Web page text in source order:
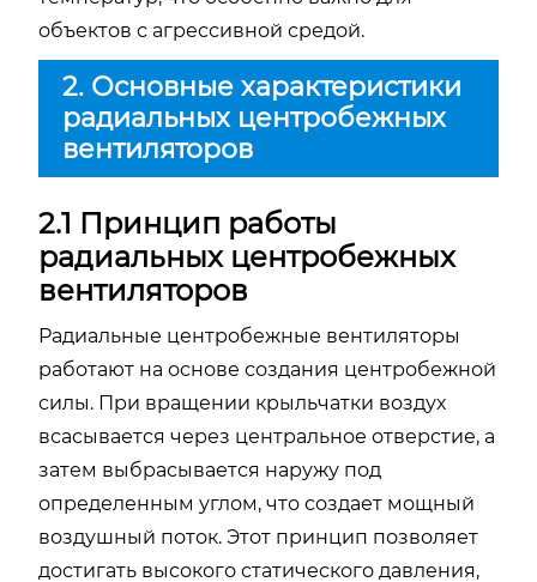
объектов с агрессивной средой.
2. Основные характеристики
радиальных центробежных
вентиляторов
2.1 Принцип работы
радиальных центробежных
вентиляторов
Радиальные центробежные вентиляторы
работают на основе создания центробежной
силы. При вращении крыльчатки воздух
всасывается через центральное отверстие, а
затем выбрасывается наружу под
определенным углом, что создает мощный
воздушный поток. Этот принцип позволяет
достигать высокого статического давления,